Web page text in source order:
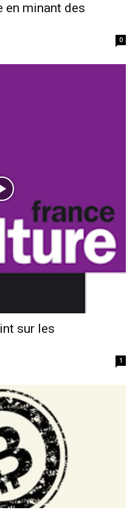
en minant des
0
sur les
1